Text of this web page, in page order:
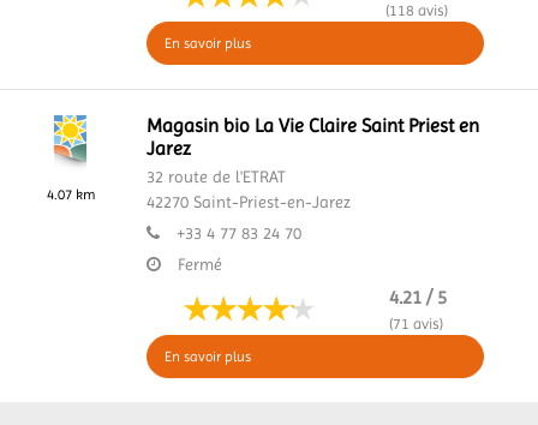
(118 avis)
En savoir plus
4.07 km
Magasin bio La Vie Claire Saint Priest en
Jarez
32 route de l'ETRAT
42270 Saint-Priest-en-Jarez
+33 4 77 83 24 70
Fermé
4.21 / 5
(71 avis)
En savoir plus